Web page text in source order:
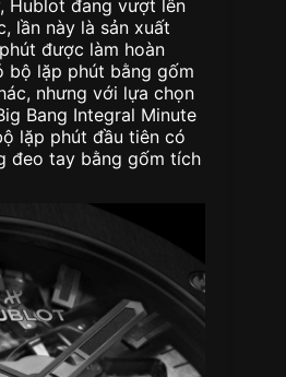
Hublot đang vượt lên
lần này là sản xuất
được làm hoàn
bộ lặp phút bằng gốm
nhưng với lựa chọn
Bang Integral Minute
lặp phút đầu tiên có
đeo tay bằng gốm tích